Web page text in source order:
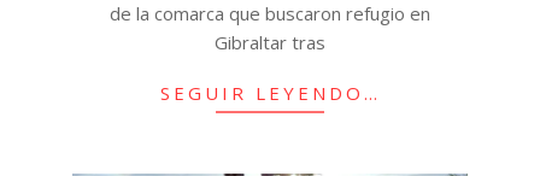
de la comarca que buscaron refugio en
Gibraltar tras
SEGUIR LEYENDO…